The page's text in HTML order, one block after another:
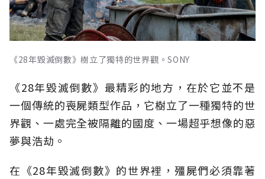
《28年毀滅倒數》樹立了獨特的世界觀。SONY
《28年毀滅倒數》最精彩的地方，在於它並不是
一個傳統的喪屍類型作品，它樹立了一種獨特的世
界觀、一處完全被隔離的國度、一場超乎想像的惡
夢與浩劫。
在《28年毀滅倒數》的世界裡，殭屍們必須靠著